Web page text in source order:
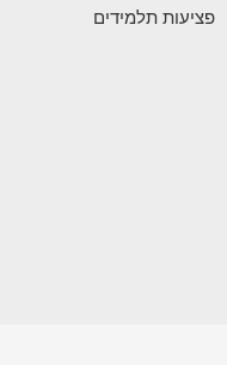
פציעות תלמידים